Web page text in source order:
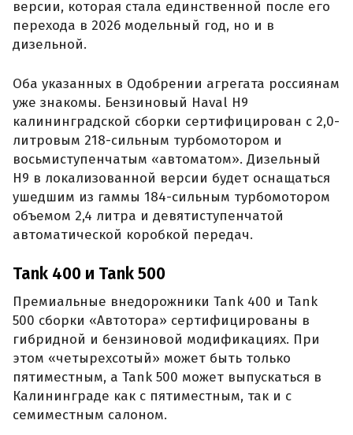
версии, которая стала единственной после его
перехода в 2026 модельный год, но и в
дизельной.
Оба указанных в Одобрении агрегата россиянам
уже знакомы. Бензиновый Haval H9
калининградской сборки сертифицирован с 2,0-
литровым 218-сильным турбомотором и
восьмиступенчатым «автоматом». Дизельный
H9 в локализованной версии будет оснащаться
ушедшим из гаммы 184-сильным турбомотором
объемом 2,4 литра и девятиступенчатой
автоматической коробкой передач.
Tank 400 и Tank 500
Премиальные внедорожники Tank 400 и Tank
500 сборки «Автотора» сертифицированы в
гибридной и бензиновой модификациях. При
этом «четырехсотый» может быть только
пятиместным, а Tank 500 может выпускаться в
Калининграде как с пятиместным, так и с
семиместным салоном.